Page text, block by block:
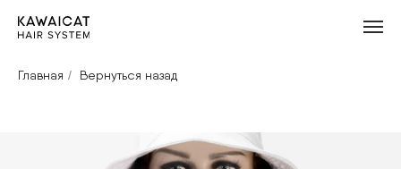
Главная / Вернуться назад